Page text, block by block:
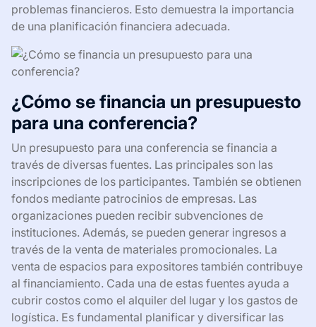
problemas financieros. Esto demuestra la importancia
de una planificación financiera adecuada.
¿Cómo se financia un presupuesto
para una conferencia?
Un presupuesto para una conferencia se financia a
través de diversas fuentes. Las principales son las
inscripciones de los participantes. También se obtienen
fondos mediante patrocinios de empresas. Las
organizaciones pueden recibir subvenciones de
instituciones. Además, se pueden generar ingresos a
través de la venta de materiales promocionales. La
venta de espacios para expositores también contribuye
al financiamiento. Cada una de estas fuentes ayuda a
cubrir costos como el alquiler del lugar y los gastos de
logística. Es fundamental planificar y diversificar las